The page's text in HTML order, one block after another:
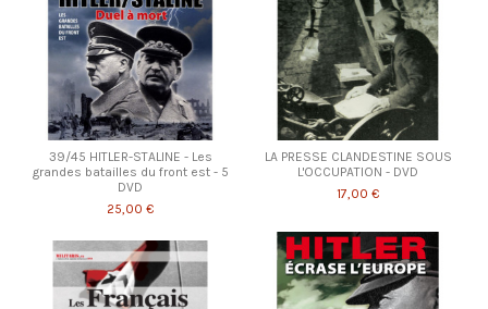
39/45 HITLER-STALINE - Les
grandes batailles du front est - 5
DVD
25,00 €
LA PRESSE CLANDESTINE SOUS
L'OCCUPATION - DVD
17,00 €